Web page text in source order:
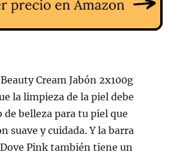
Cream Jabón 2x100g
la limpieza de la piel debe
de belleza para tu piel que
suave y cuidada. Y la barra
Pink también tiene un